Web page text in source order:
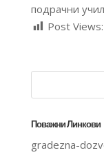
подрачни
Post Views:
Поважни Линкови
gradezna-